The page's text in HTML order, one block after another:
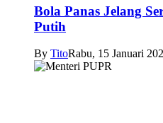
Bola Panas Jelang
Putih
By TitoRabu, 15 Januari